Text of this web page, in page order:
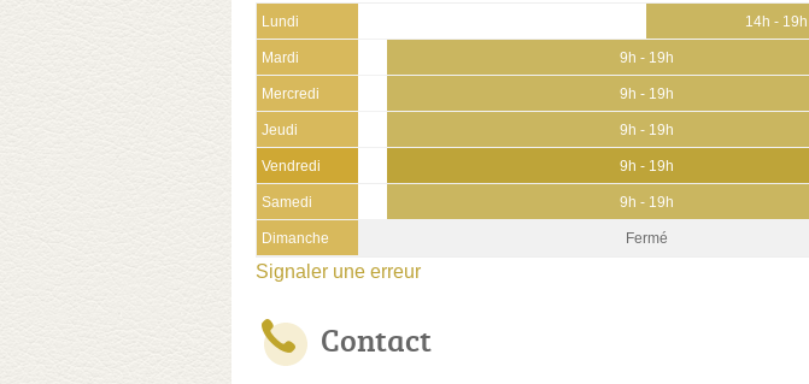
Lundi 14h - 19h
Mardi 9h - 19h
Mercredi 9h - 19h
Jeudi 9h - 19h
Vendredi 9h - 19h
Samedi 9h - 19h
Dimanche Fermé
Signaler une erreur
Contact